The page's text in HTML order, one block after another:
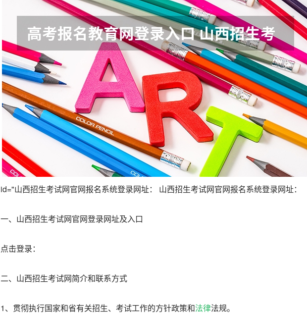
id="山西招生考试网官网报名系统登录网址： 山西招生考试网官网报名系统登录网址：
一、山西招生考试网官网登录网址及入口
点击登录：
二、山西招生考试网简介和联系方式
1、贯彻执行国家和省有关招生、考试工作的方针政策和法律法规。